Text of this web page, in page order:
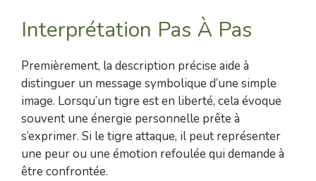
Interprétation Pas À Pas
Premièrement, la description précise aide à
distinguer un message symbolique d’une simple
image. Lorsqu’un tigre est en liberté, cela évoque
souvent une énergie personnelle prête à
s’exprimer. Si le tigre attaque, il peut représenter
une peur ou une émotion refoulée qui demande à
être confrontée.